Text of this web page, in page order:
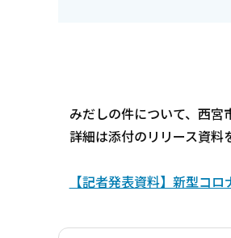
みだしの件について、西宮
詳細は添付のリリース資料
【記者発表資料】新型コ